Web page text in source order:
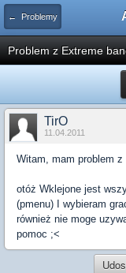
← Problemy
Problem z Extreme
TirO
11.04.2011
Witam, mam problem
otóż Wklejone jest
(pmenu) I wybieram
również nie moge
pomoc ;<